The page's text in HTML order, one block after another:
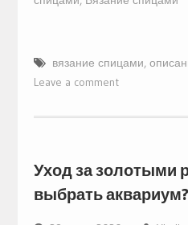
вязание спицами,
Leave a comment
Уход за золотыми
выбрать аквариум?